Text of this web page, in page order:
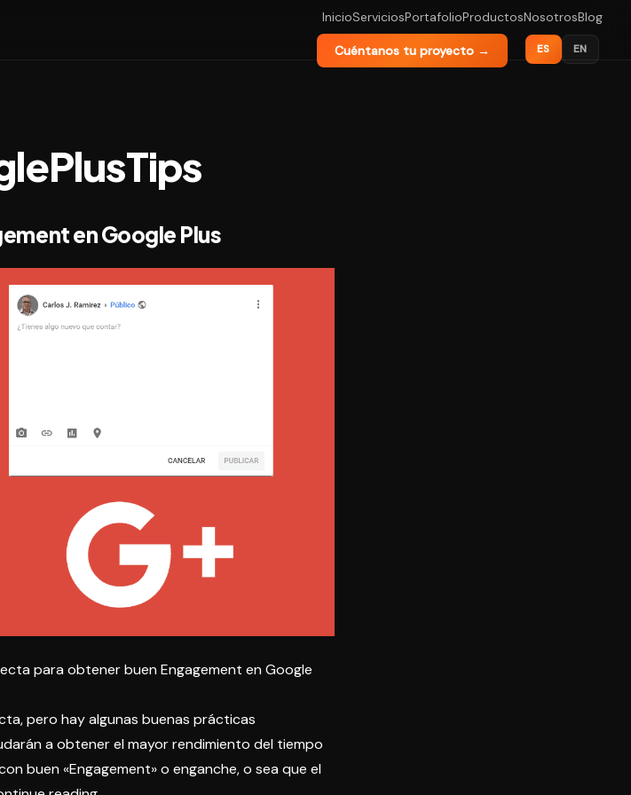
InicioServiciosPortafolioProductosNosotrosBlog
Cuéntanos tu proyecto → ES EN
en Google Plus
para obtener buen Engagement en Google
pero hay algunas buenas prácticas
a obtener el mayor rendimiento del tiempo
buen «Engagement» o enganche, o sea que el